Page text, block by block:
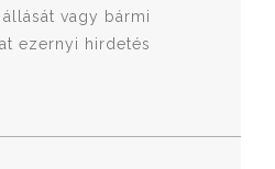
vagy bármi
ezernyi hirdetés